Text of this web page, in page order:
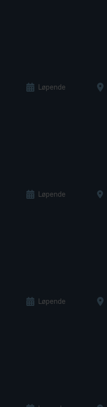
Løpende
Løpende
Løpende